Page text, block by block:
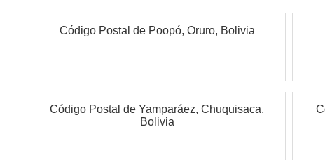
Código Postal de Poopó, Oruro, Bolivia
Código Postal de Yamparáez, Chuquisaca,
Bolivia